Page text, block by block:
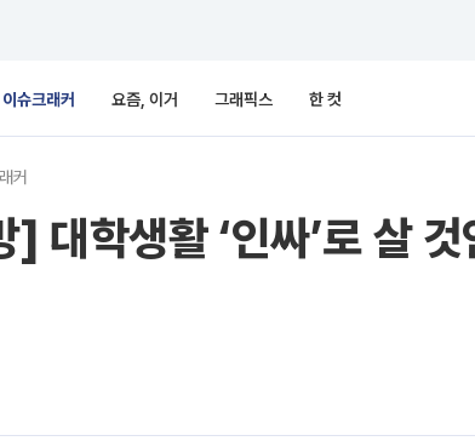
이슈크래커 요즘, 이거 그래픽스 한 컷
커
대학생활 ‘인싸’로 살